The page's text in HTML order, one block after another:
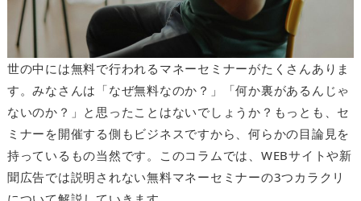
世の中には無料で行われるマネーセミナーがたくさんありま
す。みなさんは「なぜ無料なのか？」「何か裏があるんじゃ
ないのか？」と思ったことはないでしょうか？もっとも、セ
ミナーを開催する側もビジネスですから、何らかの目論見を
持っているもの当然です。このコラムでは、WEBサイトや新
聞広告では説明されない無料マネーセミナーの3つカラクリ